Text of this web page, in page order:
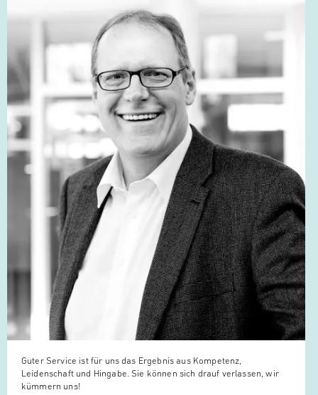
Guter Service ist für uns das Ergebnis aus Kompetenz,
Leidenschaft und Hingabe. Sie können sich drauf verlassen, wir
kümmern uns!